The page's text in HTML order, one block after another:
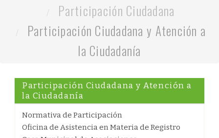
Participación Ciudadana
Participación Ciudadana y Atención a
la Ciudadanía
Participación Ciudadana y Atención a
la Ciudadanía
Normativa de Participación
Oficina de Asistencia en Materia de Registro